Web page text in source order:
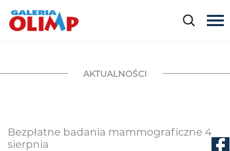
AKTUALNOŚCI
Bezpłatne badania mammograficzne 4
sierpnia